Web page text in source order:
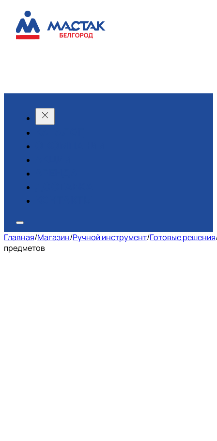
Главная/Магазин/Ручной инструмент/Готовые решения
предметов